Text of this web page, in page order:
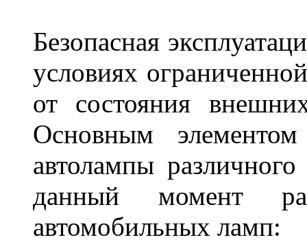
Безопасная
условиях
от состояния
Основным
автолампы
данный момент
автомобильных ламп: